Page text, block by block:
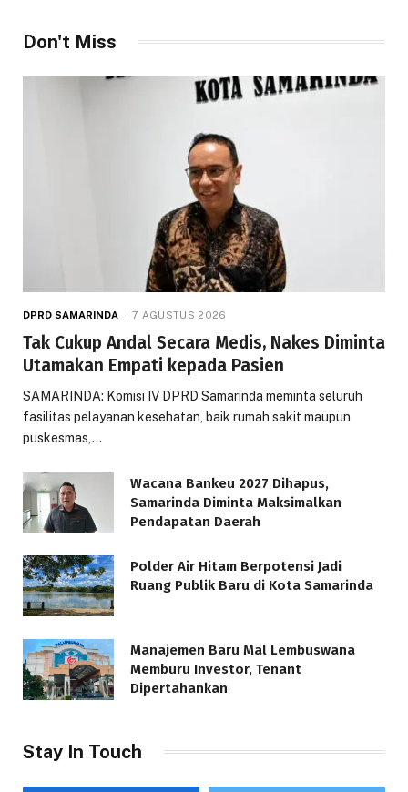
Don't Miss
DPRD SAMARINDA 7 AGUSTUS 2026
Tak Cukup Andal Secara Medis, Nakes Diminta
Utamakan Empati kepada Pasien
SAMARINDA: Komisi IV DPRD Samarinda meminta seluruh
fasilitas pelayanan kesehatan, baik rumah sakit maupun
puskesmas,…
Wacana Bankeu 2027 Dihapus,
Samarinda Diminta Maksimalkan
Pendapatan Daerah
Polder Air Hitam Berpotensi Jadi
Ruang Publik Baru di Kota Samarinda
Manajemen Baru Mal Lembuswana
Memburu Investor, Tenant
Dipertahankan
Stay In Touch